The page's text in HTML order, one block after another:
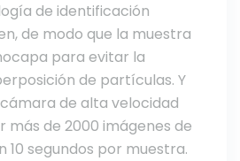
de identificación
de modo que la muestra
para evitar la
de partículas. Y
de alta velocidad
de 2000 imágenes de
10 segundos por muestra.